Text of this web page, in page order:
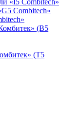
Combitech»
(B5
(T5